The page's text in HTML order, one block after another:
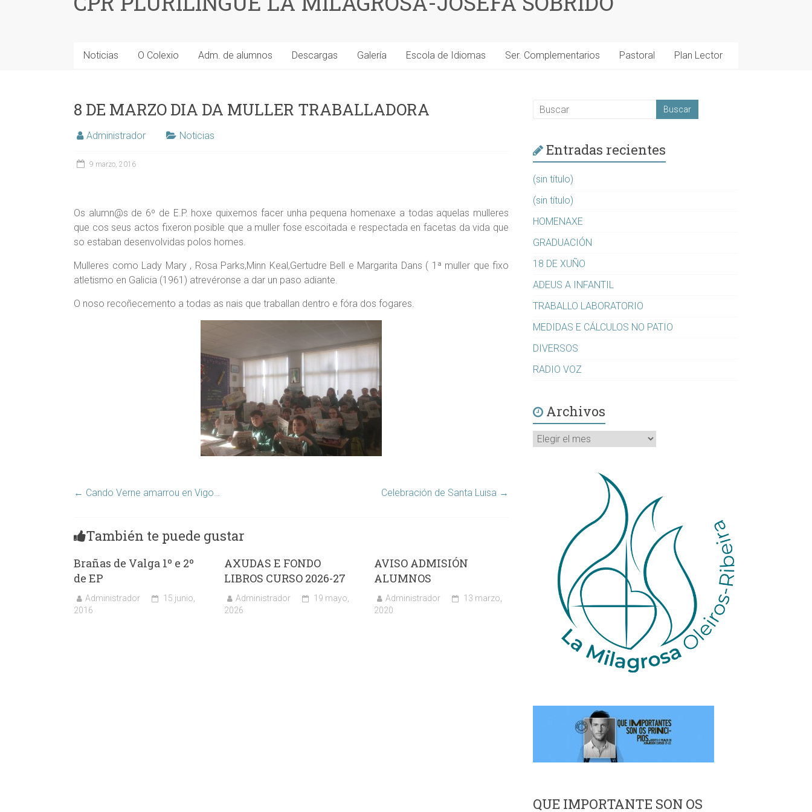
Noticias O Colexio Adm. de alumnos Descargas Galería Escola de Idiomas Ser. Complementarios Pastoral Plan Lector
8 DE MARZO DIA DA MULLER TRABALLADORA
Administrador Noticias
9 marzo, 2016
Os alumn@s de 6º de E.P. hoxe quixemos facer unha pequena homenaxe a todas aquelas mulleres
que cos seus actos fixeron posible que a muller fose escoitada e respectada en facetas da vida que
so estaban desenvolvidas polos homes.
Mulleres como Lady Mary , Rosa Parks,Minn Keal,Gertudre Bell e Margarita Dans ( 1ª muller que fixo
atletismo en Galicia (1961) atrevéronse a dar un paso adiante.
O noso recoñecemento a todas as nais que traballan dentro e fóra dos fogares.
← Cando Verne amarrou en Vigo… Celebración de Santa Luisa →
También te puede gustar
Brañas de Valga 1º e 2º
de EP
Administrador
15 junio,
2016
AXUDAS E FONDO
LIBROS CURSO 2026-27
Administrador
19 mayo,
2026
AVISO ADMISIÓN
ALUMNOS
Administrador
13 marzo,
2020
Entradas recientes
(sin título)
(sin título)
HOMENAXE
GRADUACIÓN
18 DE XUÑO
ADEUS A INFANTIL
TRABALLO LABORATORIO
MEDIDAS E CÁLCULOS NO PATIO
DIVERSOS
RADIO VOZ
Archivos
Archivos
QUE IMPORTANTE SON OS